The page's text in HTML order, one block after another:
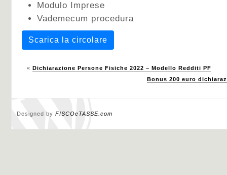
Modulo Imprese
Vademecum procedura
Scarica la circolare
« Dichiarazione Persone Fisiche 2022 – Modello Redditi PF
Bonus 200 euro
Designed by FISCOeTASSE.com